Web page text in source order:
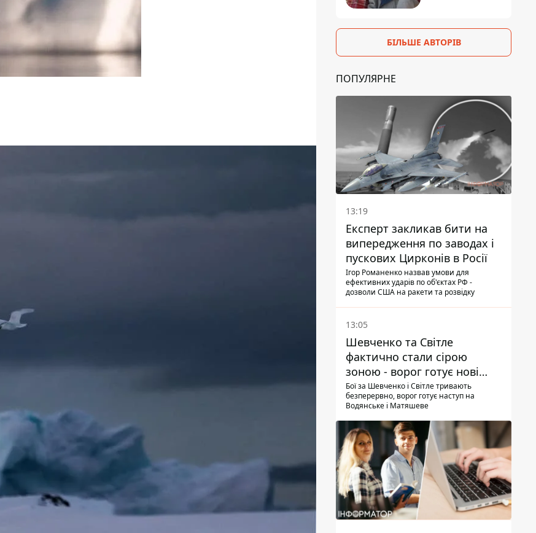
БІЛЬШЕ АВТОРІВ
ПОПУЛЯРНЕ
13:19
Експерт закликав бити на
випередження по заводах і
пускових Цирконів в Росії
Ігор Романенко назвав умови для
ефективних ударів по об'єктах РФ -
дозволи США на ракети та розвідку
13:05
Шевченко та Світле
фактично стали сірою
зоною - ворог готує нові
атаки на Добропільському
напрямку
Бої за Шевченко і Світле тривають
безперервно, ворог готує наступ на
Водянське і Матяшеве